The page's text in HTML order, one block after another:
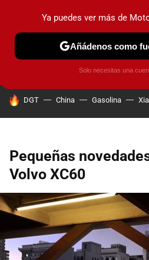
PRUEBAS COCHES
HOY SE HABLA DE
DGT China Gasolina
Pequeñas
Volvo XC60
Ya puedes ver más de
Añádenos como
Solo necesitas una